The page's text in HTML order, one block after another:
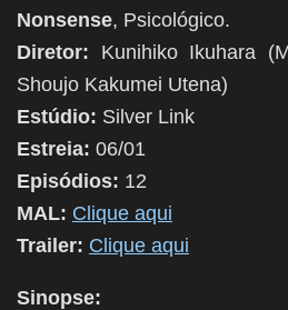
Nonsense, Psicológico.
Diretor: Kunihiko Ikuhara
Shoujo Kakumei Utena)
Estúdio: Silver Link
Estreia: 06/01
Episódios: 12
MAL: Clique aqui
Trailer: Clique aqui
Sinopse: